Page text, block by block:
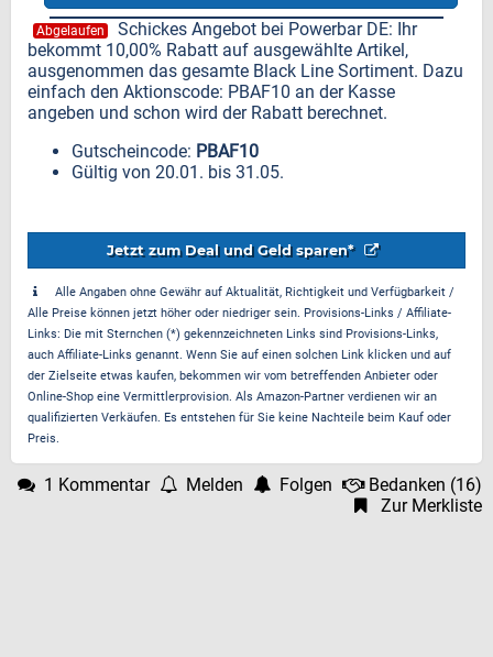
Abgelaufen
Schickes Angebot bei Powerbar DE: Ihr
bekommt 10,00% Rabatt auf ausgewählte Artikel,
ausgenommen das gesamte Black Line Sortiment. Dazu
einfach den Aktionscode: PBAF10 an der Kasse
angeben und schon wird der Rabatt berechnet.
Gutscheincode: PBAF10
Gültig von 20.01. bis 31.05.
Jetzt zum Deal und Geld sparen*
Alle Angaben ohne Gewähr auf Aktualität, Richtigkeit und Verfügbarkeit /
Alle Preise können jetzt höher oder niedriger sein. Provisions-Links / Affiliate-
Links: Die mit Sternchen (*) gekennzeichneten Links sind Provisions-Links,
auch Affiliate-Links genannt. Wenn Sie auf einen solchen Link klicken und auf
der Zielseite etwas kaufen, bekommen wir vom betreffenden Anbieter oder
Online-Shop eine Vermittlerprovision. Als Amazon-Partner verdienen wir an
qualifizierten Verkäufen. Es entstehen für Sie keine Nachteile beim Kauf oder
Preis.
1 Kommentar Melden Folgen Bedanken (16)
Zur Merkliste